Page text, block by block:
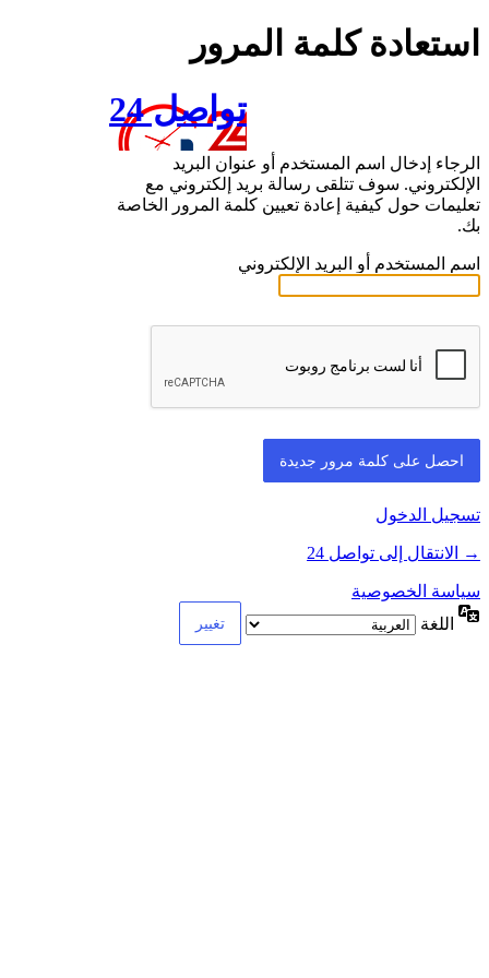
استعادة كلمة المرور
تواصل 24
الرجاء إدخال اسم المستخدم أو عنوان البريد
الإلكتروني. سوف تتلقى رسالة بريد إلكتروني مع
تعليمات حول كيفية إعادة تعيين كلمة المرور الخاصة
بك.
اسم المستخدم أو البريد الإلكتروني
تسجيل الدخول
→ الانتقال إلى تواصل 24
سياسة الخصوصية
اللغة